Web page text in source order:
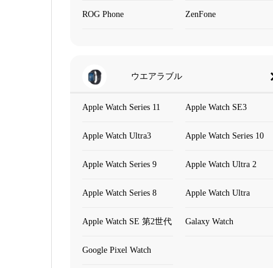
ROG Phone ZenFone
ウエアラブル
Apple Watch Series 11 Apple Watch SE3
Apple Watch Ultra3 Apple Watch Series 10
Apple Watch Series 9 Apple Watch Ultra 2
Apple Watch Series 8 Apple Watch Ultra
Apple Watch SE 第2世代 Galaxy Watch
Google Pixel Watch